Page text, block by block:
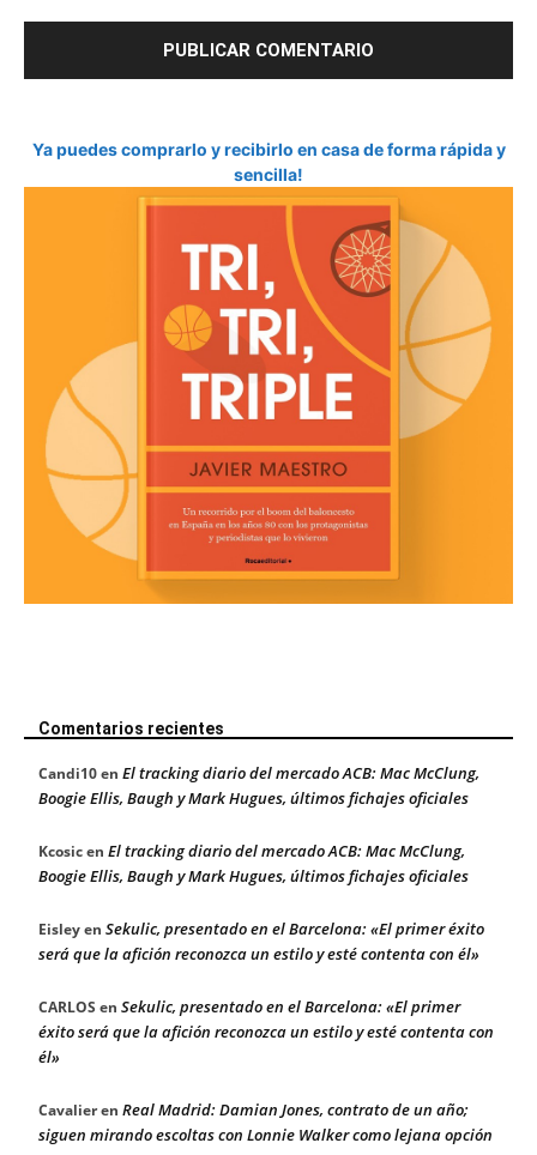
Ya puedes comprarlo y recibirlo en casa de forma rápida y
sencilla!
Comentarios recientes
Candi10en El tracking diario del mercado ACB: Mac McClung,
Boogie Ellis, Baugh y Mark Hugues, últimos fichajes oficiales
Kcosicen El tracking diario del mercado ACB: Mac McClung,
Boogie Ellis, Baugh y Mark Hugues, últimos fichajes oficiales
Eisleyen Sekulic, presentado en el Barcelona: «El primer éxito
será que la afición reconozca un estilo y esté contenta con él»
CARLOS en Sekulic, presentado en el Barcelona: «El primer
éxito será que la afición reconozca un estilo y esté contenta con
él»
Cavalieren Real Madrid: Damian Jones, contrato de un año;
siguen mirando escoltas con Lonnie Walker como lejana opción